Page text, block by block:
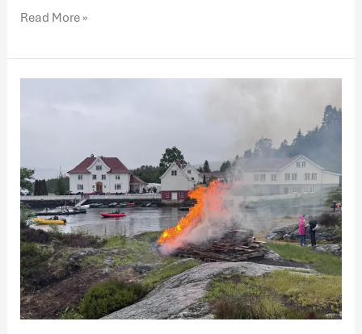
Read More »
besøkte
Kjeldsund
på
jonsokaftan!